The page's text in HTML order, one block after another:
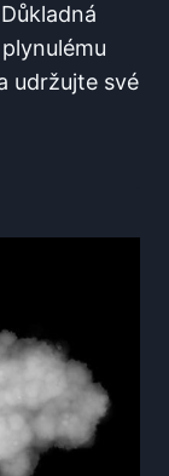
udržujte své